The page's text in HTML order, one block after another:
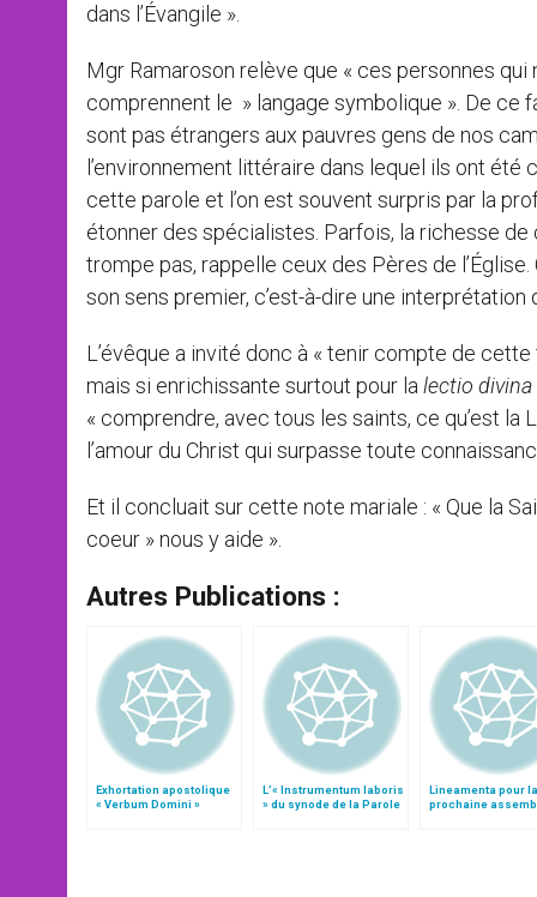
dans l’Évangile ».
Mgr Ramaroson relève que « ces personnes
comprennent le » langage symbolique ». De ce
sont pas étrangers aux pauvres gens de nos
l’environnement littéraire dans lequel ils ont
cette parole et l’on est souvent surpris par la
étonner des spécialistes. Parfois, la richesse
trompe pas, rappelle ceux des Pères de
son sens premier, c’est-à-dire une interprétation
L’évêque a invité donc à « tenir compte de
mais si enrichissante surtout pour la lectio divina
« comprendre, avec tous les saints, ce qu’est la
l’amour du Christ qui surpasse toute
Et il concluait sur cette note mariale : « Que la
coeur » nous y aide ».
Autres Publications :
Exhortation apostolique
« Verbum Domini »
L’« Instrumentum laboris
» du synode de la Parole
Lineamenta pour la
prochaine